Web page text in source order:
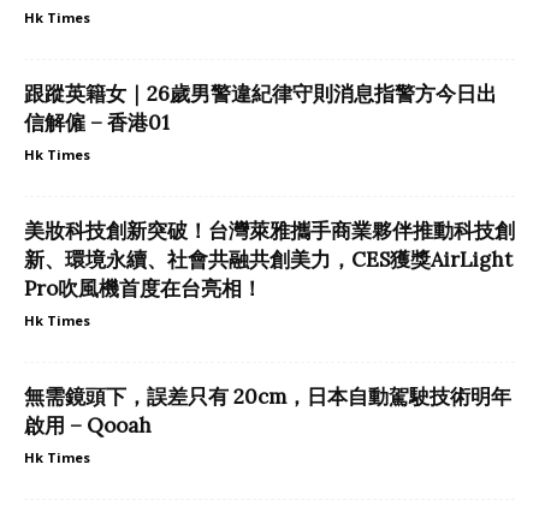
Hk Times
跟蹤英籍女｜26歲男警違紀律守則消息指警方今日出
信解僱 – 香港01
Hk Times
美妝科技創新突破！台灣萊雅攜手商業夥伴推動科技創
新、環境永續、社會共融共創美力，CES獲獎AirLight
Pro吹風機首度在台亮相！
Hk Times
無需鏡頭下，誤差只有 20cm，日本自動駕駛技術明年
啟用 – Qooah
Hk Times